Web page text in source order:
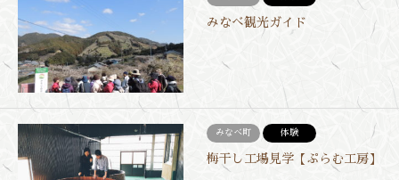
みなべ観光ガイド
みなべ町 体験
梅干し工場見学【ぷらむ工房】